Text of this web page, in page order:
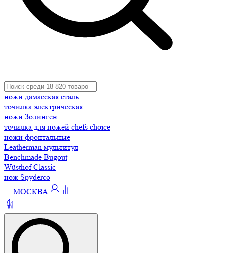
ножи дамасская сталь
точилка электрическая
ножи Золинген
точилка для ножей chefs choice
ножи фронтальные
Leatherman мультитул
Benchmade Bugout
Wüsthof Classic
нож Spyderco
МОСКВА